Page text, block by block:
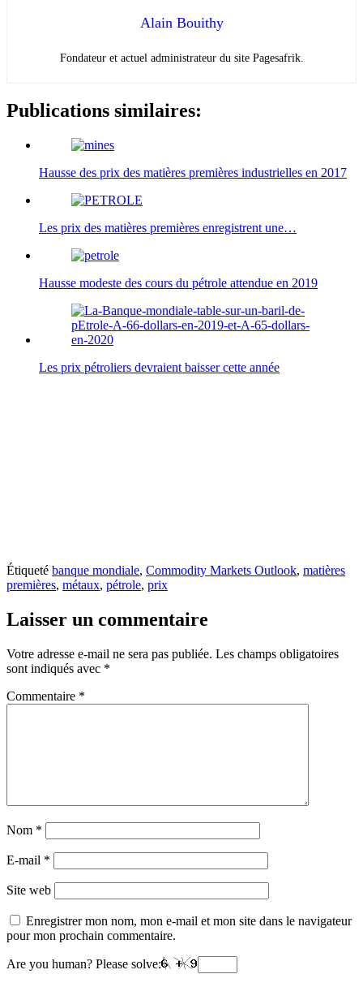
Alain Bouithy
Fondateur et actuel administrateur du site Pagesafrik.
Publications similaires:
Hausse des prix des matières premières industrielles en 2017
Les prix des matières premières enregistrent une…
Hausse modeste des cours du pétrole attendue en 2019
Les prix pétroliers devraient baisser cette année
Étiqueté banque mondiale, Commodity Markets Outlook, matières
premières, métaux, pétrole, prix
Laisser un commentaire
Votre adresse e-mail ne sera pas publiée. Les champs obligatoires
sont indiqués avec *
Commentaire *
Nom *
E-mail *
Site web
Enregistrer mon nom, mon e-mail et mon site dans le navigateur
pour mon prochain commentaire.
Are you human? Please solve: